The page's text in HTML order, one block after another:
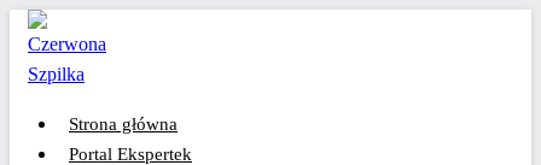
Przejdź
treści
Strona główna
Portal Ekspertek